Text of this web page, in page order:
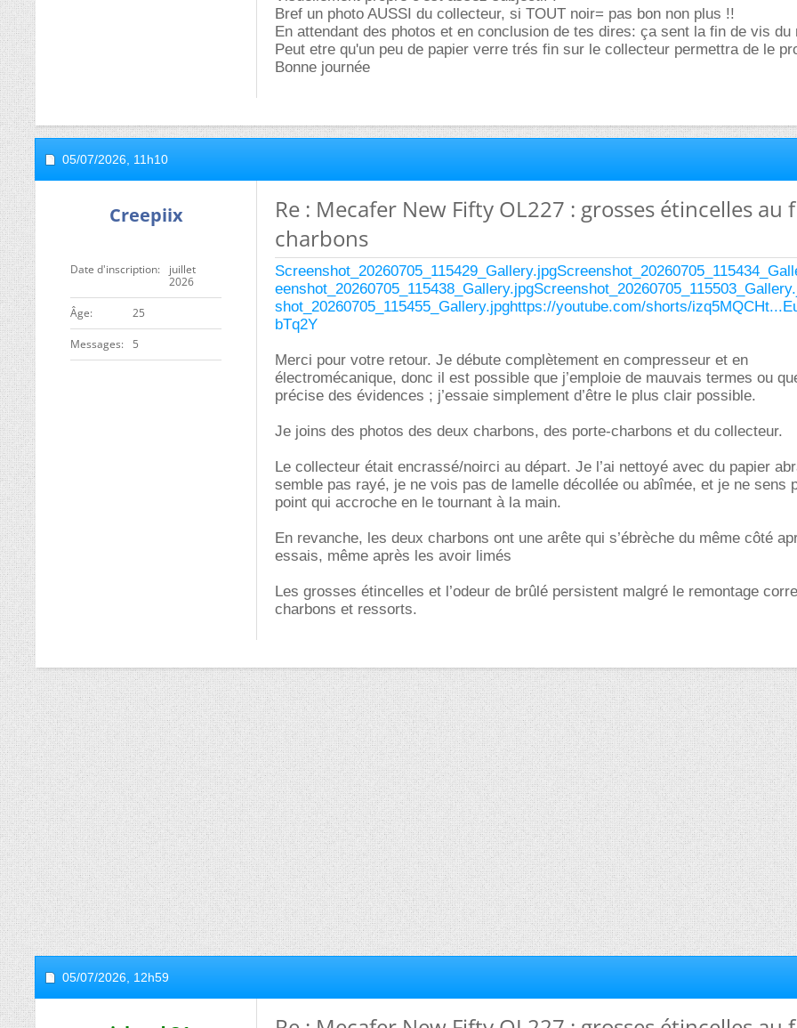
Bref un photo AUSSI du collecteur, si TOUT noir= pas bon non plus !!
En attendant des photos et en conclusion de tes dires: ça sent la fin de vis du
Peut etre qu'un peu de papier verre trés fin sur le collecteur permettra de le
Bonne journée
05/07/2026, 11h10
Creepiix
Date d'inscription
juillet
2026
ge 25
Messages 5
Re : Mecafer New Fifty OL227 : grosses étincelles au
charbons
Screenshot_20260705_115429_Gallery.jpg
eenshot_20260705_115438_Gallery.jpg
shot_20260705_115455_Gallery.jpghttps://youtube.com/shorts/
bTq2Y
Merci pour votre retour. Je débute complètement en compresseur et en
électromécanique, donc il est possible que j’emploie de mauvais termes ou
précise des évidences ; j’essaie simplement d’être le plus clair possible.
Je joins des photos des deux charbons, des porte-charbons et du collecteur.
Le collecteur était encrassé/noirci au départ. Je l’ai nettoyé avec du papier
semble pas rayé, je ne vois pas de lamelle décollée ou abîmée, et je ne sens
point qui accroche en le tournant à la main.
En revanche, les deux charbons ont une arête qui s’ébrèche du même côté
essais, même après les avoir limés
Les grosses étincelles et l’odeur de brûlé persistent malgré le remontage
charbons et ressorts.
05/07/2026, 12h59